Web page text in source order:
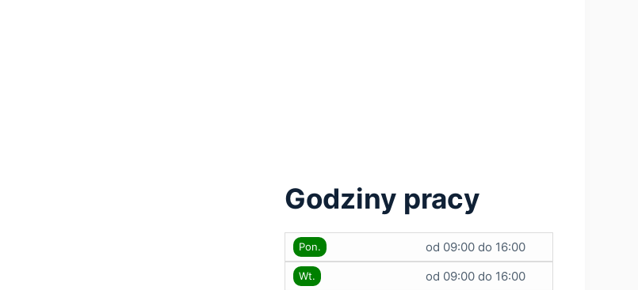
Godziny pracy
Pon. od 09:00 do 16:00
Wt. od 09:00 do 16:00